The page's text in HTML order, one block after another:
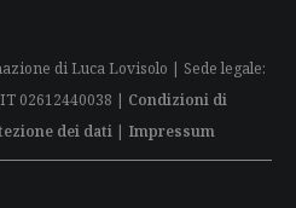
di Luca Lovisolo | Sede legale:
02612440038 | Condizioni di
dei dati | Impressum